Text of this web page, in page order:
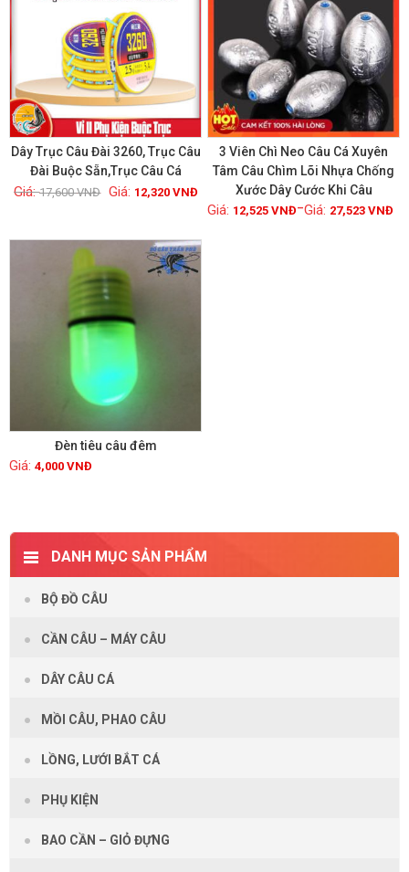
Dây Trục Câu Đài 3260, Trục Câu
Đài Buộc Sẵn,Trục Câu Cá
17,600VNĐ 12,320VNĐ
Xem chi tiết
3 Viên Chì Neo Câu Cá Xuyên
Tâm Câu Chìm Lõi Nhựa Chống
Xước Dây Cước Khi Câu
12,525 VNĐ– 27,523 VNĐ
Đèn tiêu câu đêm
4,000 VNĐ
DANH MỤC SẢN PHẨM
BỘ ĐỒ CÂU
CẦN CÂU – MÁY CÂU
DÂY CÂU CÁ
MỒI CÂU, PHAO CÂU
LỒNG, LƯỚI BẮT CÁ
PHỤ KIỆN
BAO CẦN – GIỎ ĐỰNG